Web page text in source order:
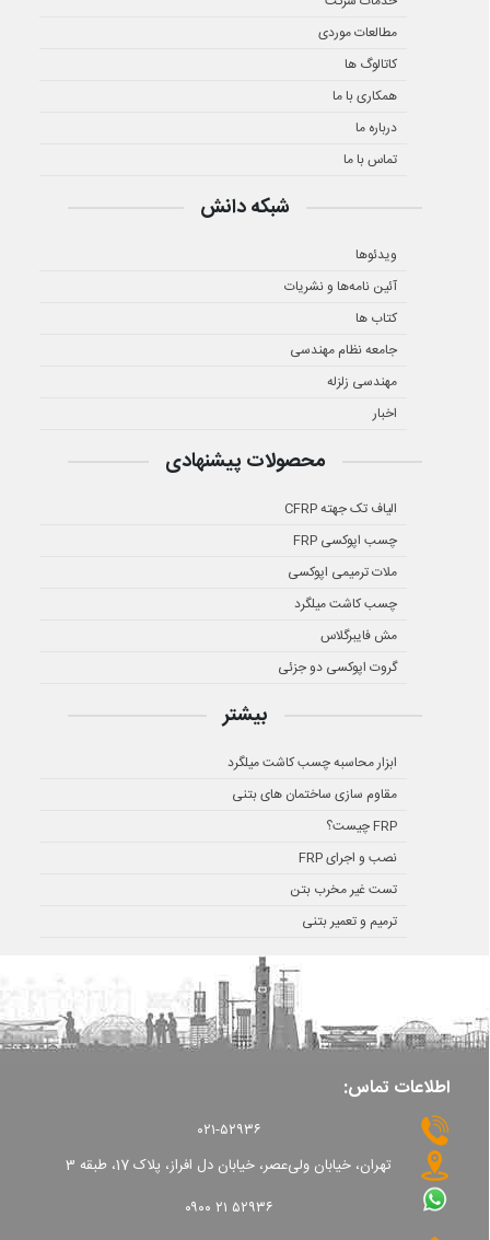
مطالعات موردی
کاتالوگ ها
همکاری با ما
درباره ما
تماس با ما
شبکه دانش
ویدئوها
آئین نامه‌ها و نشریات
کتاب ها
جامعه نظام مهندسی
مهندسی زلزله
اخبار
محصولات پیشنهادی
الیاف تک جهته CFRP
چسب اپوکسی FRP
ملات ترمیمی اپوکسی
چسب کاشت میلگرد
مش فایبرگلاس
گروت اپوکسی دو جزئی
بیشتر
ابزار محاسبه چسب کاشت میلگرد
مقاوم سازی ساختمان های بتنی
FRP چیست؟
نصب و اجرای FRP
تست غیر مخرب بتن
ترمیم و تعمیر بتنی
اطلاعات تماس:
۰۲۱-۵۲۹۳۶
تهران، خیابان ولی‌عصر، خیابان دل افراز، پلاک 17، طبقه 3
۰۹۰۰ ۲۱ ۵۲۹۳۶